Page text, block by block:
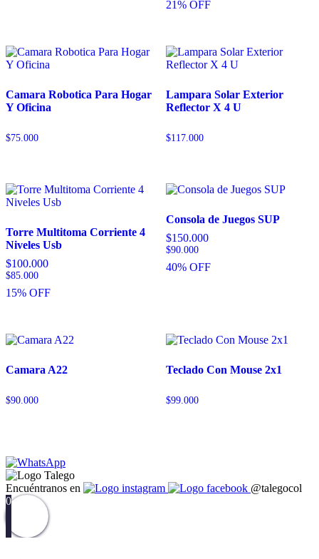
21% OFF
Camara Robotica Para Hogar
Y Oficina
$75.000
Lampara Solar Exterior
Reflector X 4 U
$117.000
Torre Multitoma Corriente 4
Niveles Usb
$100.000
$85.000
15% OFF
Consola de Juegos SUP
$150.000
$90.000
40% OFF
Camara A22
$90.000
Teclado Con Mouse 2x1
$99.000
Encuéntranos en
@talegocol
0